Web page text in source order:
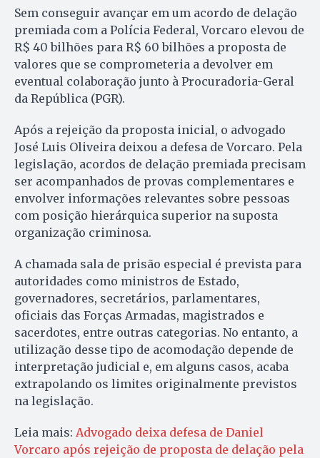
Sem conseguir avançar em um acordo de delação
premiada com a Polícia Federal, Vorcaro elevou de
R$ 40 bilhões para R$ 60 bilhões a proposta de
valores que se comprometeria a devolver em
eventual colaboração junto à Procuradoria-Geral
da República (PGR).
Após a rejeição da proposta inicial, o advogado
José Luis Oliveira deixou a defesa de Vorcaro. Pela
legislação, acordos de delação premiada precisam
ser acompanhados de provas complementares e
envolver informações relevantes sobre pessoas
com posição hierárquica superior na suposta
organização criminosa.
A chamada sala de prisão especial é prevista para
autoridades como ministros de Estado,
governadores, secretários, parlamentares,
oficiais das Forças Armadas, magistrados e
sacerdotes, entre outras categorias. No entanto, a
utilização desse tipo de acomodação depende de
interpretação judicial e, em alguns casos, acaba
extrapolando os limites originalmente previstos
na legislação.
Leia mais: Advogado deixa defesa de Daniel
Vorcaro após rejeição de proposta de delação pela